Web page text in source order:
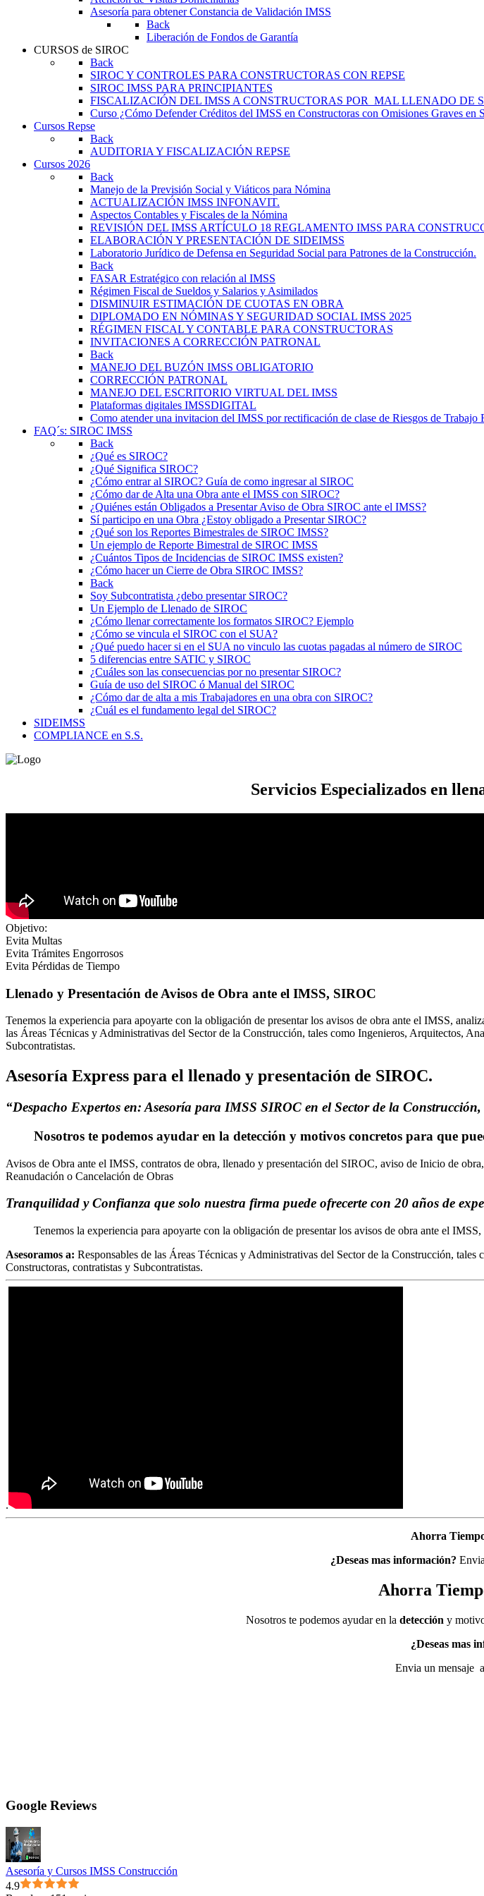
Asesoría para obtener Constancia de Validación IMSS
Back
Liberación de Fondos de Garantía
CURSOS de SIROC
Back
SIROC Y CONTROLES PARA CONSTRUCTORAS CON REPSE
SIROC IMSS PARA PRINCIPIANTES
FISCALIZACIÓN DEL IMSS A CONSTRUCTORAS POR MAL LLENADO DE
Curso ¿Cómo Defender Créditos del IMSS en Constructoras con Omisiones Graves en
Cursos Repse
Back
AUDITORIA Y FISCALIZACIÓN REPSE
Cursos 2026
Back
Manejo de la Previsión Social y Viáticos para Nómina
ACTUALIZACIÓN IMSS INFONAVIT.
Aspectos Contables y Fiscales de la Nómina
REVISIÓN DEL IMSS ARTÍCULO 18 REGLAMENTO IMSS PARA
ELABORACIÓN Y PRESENTACIÓN DE SIDEIMSS
Laboratorio Jurídico de Defensa en Seguridad Social para Patrones de la Construcción.
Back
FASAR Estratégico con relación al IMSS
Régimen Fiscal de Sueldos y Salarios y Asimilados
DISMINUIR ESTIMACIÓN DE CUOTAS EN OBRA
DIPLOMADO EN NÓMINAS Y SEGURIDAD SOCIAL IMSS 2025
RÉGIMEN FISCAL Y CONTABLE PARA CONSTRUCTORAS
INVITACIONES A CORRECCIÓN PATRONAL
Back
MANEJO DEL BUZÓN IMSS OBLIGATORIO
CORRECCIÓN PATRONAL
MANEJO DEL ESCRITORIO VIRTUAL DEL IMSS
Plataformas digitales IMSSDIGITAL
Como atender una invitacion del IMSS por rectificación de clase de Riesgos de Trabajo
FAQ´s: SIROC IMSS
Back
¿Qué es SIROC?
¿Qué Significa SIROC?
¿Cómo entrar al SIROC? Guía de como ingresar al SIROC
¿Cómo dar de Alta una Obra ante el IMSS con SIROC?
¿Quiénes están Obligados a Presentar Aviso de Obra SIROC ante el IMSS?
Sí participo en una Obra ¿Estoy obligado a Presentar SIROC?
¿Qué son los Reportes Bimestrales de SIROC IMSS?
Un ejemplo de Reporte Bimestral de SIROC IMSS
¿Cuántos Tipos de Incidencias de SIROC IMSS existen?
¿Cómo hacer un Cierre de Obra SIROC IMSS?
Back
Soy Subcontratista ¿debo presentar SIROC?
Un Ejemplo de Llenado de SIROC
¿Cómo llenar correctamente los formatos SIROC? Ejemplo
¿Cómo se vincula el SIROC con el SUA?
¿Qué puedo hacer si en el SUA no vinculo las cuotas pagadas al número de SIROC
5 diferencias entre SATIC y SIROC
¿Cuáles son las consecuencias por no presentar SIROC?
Guía de uso del SIROC ó Manual del SIROC
¿Cómo dar de alta a mis Trabajadores en una obra con SIROC?
¿Cuál es el fundamento legal del SIROC?
SIDEIMSS
COMPLIANCE en S.S.
Servicios Especializados en
Objetivo:
Evita Multas
Evita Trámites Engorrosos
Evita Pérdidas de Tiempo
Llenado y Presentación de Avisos de Obra ante el IMSS, SIROC
Tenemos la experiencia para apoyarte con la obligación de presentar los avisos de obra ante el IMSS,
las Áreas Técnicas y Administrativas del Sector de la Construcción, tales como Ingenieros, Arquitectos,
Subcontratistas.
Asesoría Express para el llenado y presentación de SIROC.
“Despacho Expertos en: Asesoría para IMSS SIROC en el Sector de la Construcción,
Nosotros te podemos ayudar en la detección y motivos concretos para que
Avisos de Obra ante el IMSS, contratos de obra, llenado y presentación del SIROC, aviso de Inicio de
Reanudación o Cancelación de Obras
Tranquilidad y Confianza que solo nuestra firma puede ofrecerte con 20 años de
Tenemos la experiencia para apoyarte con la obligación de presentar los avisos de obra ante el
Asesoramos a: Responsables de las Áreas Técnicas y Administrativas del Sector de la Construcción,
Constructoras, contratistas y Subcontratistas.
.
Ahorra
¿Deseas mas información?
Ahorra
Nosotros te podemos ayudar en la detección y
¿Deseas mas
Envia un mensaje
Google Reviews
Asesoría y Cursos IMSS Construcción
4.9